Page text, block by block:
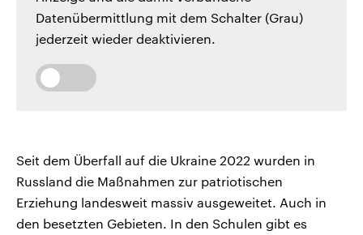
Datenübermittlung mit dem Schalter (Grau)
jederzeit wieder deaktivieren.
Seit dem Überfall auf die Ukraine 2022 wurden in
Russland die Maßnahmen zur patriotischen
Erziehung landesweit massiv ausgeweitet. Auch in
den besetzten Gebieten. In den Schulen gibt es